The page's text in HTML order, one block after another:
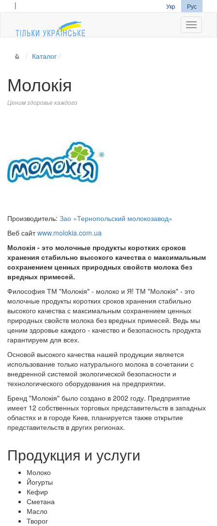
| Укр Рус
Каталог
Молокія
Ценим здоровье каждого
Производитель: Зао «Тернопольский молокозавод»
Веб сайтwww.molokia.com.ua
Молокія - это молочные продукты коротких сроков
хранения стабильно высокого качества с максимальным
сохранением ценных природных свойств молока без
вредных примесей.
Философия ТМ "Молокія" - молоко и Я! ТМ "Молокія" - это
молочные продукты коротких сроков хранения стабильно
высокого качества с максимальным сохранением ценных
природных свойств молока без вредных примесей. Ведь мы
ценим здоровье каждого - качество и безопасность продукта
гарантируем для всех.
Основой высокого качества нашей продукции является
использование только натурального молока в сочетании с
внедренной системой экологической безопасности и
технологического оборудования на предприятии.
Бренд "Молокія" было создано в 2002 году. Предприятие
имеет 12 собственных торговых представительств в западных
областях и в городе Киев, планируется также открытие
представительств в других регионах.
Продукция и услуги
Молоко
Йогурты
Кефир
Сметана
Масло
Творог